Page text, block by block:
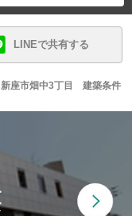
LINEで共有する
新座市畑中3丁目 建築条件